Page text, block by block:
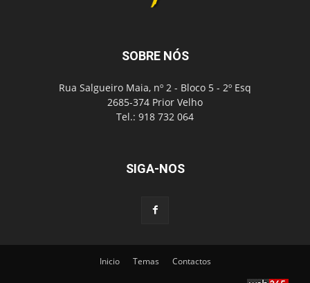
SOBRE NÓS
Rua Salgueiro Maia, nº 2 - Bloco 5 - 2º Esq
2685-374 Prior Velho
Tel.: 918 732 064
SIGA-NOS
Inicio Temas Contactos